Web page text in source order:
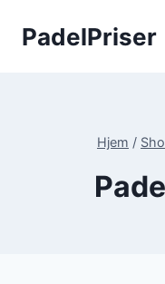
PadelPriser
Hjem /